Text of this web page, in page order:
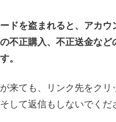
ドを盗まれると、アカ
不正購入、不正送金など
。
来ても、リンク先をクリ
して返信もしないでくだ